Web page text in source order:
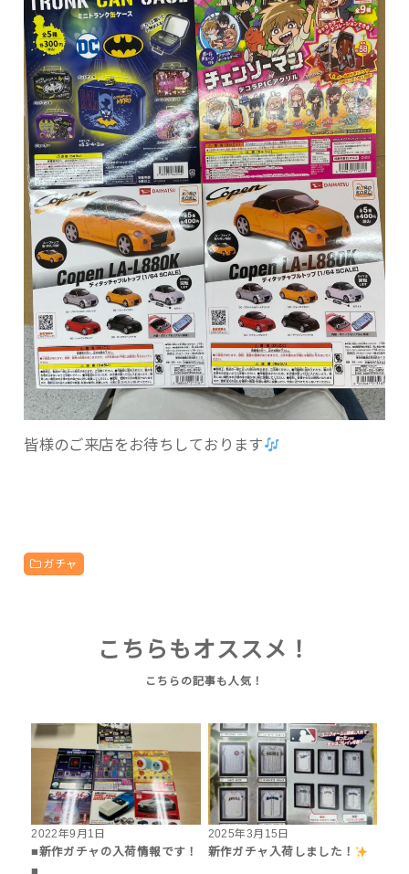
皆様のご来店をお待ちしております
ガチャ
こちらもオススメ！
2022年9月1日
■新作ガチャの入荷情報です！
2025年3月15日
新作ガチャ入荷しました！